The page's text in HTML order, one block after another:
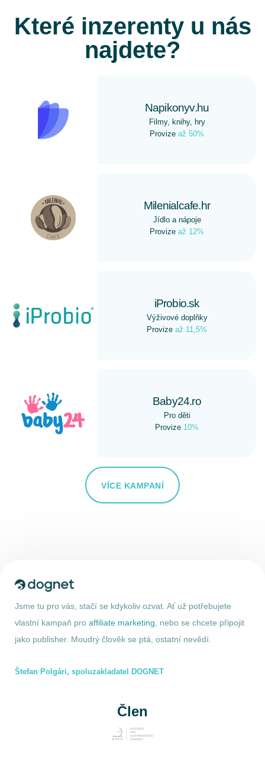
Které inzerenty u nás
najdete?
Napikonyv.hu
Filmy, knihy, hry
Provize až 50%
Milenialcafe.hr
Jídlo a nápoje
Provize až 12%
iProbio.sk
Výživové doplňky
Provize až 11,5%
Baby24.ro
Pro děti
Provize 10%
VÍCE KAMPANÍ
Jsme tu pro vás, stačí se kdykoliv ozvat. Ať už potřebujete
vlastní kampaň pro affiliate marketing, nebo se chcete připojit
jako publisher. Moudrý člověk se ptá, ostatní nevědí.
Štefan Polgári, spoluzakladatel DOGNET
Člen